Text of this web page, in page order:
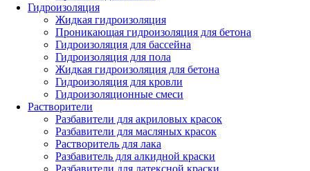
Гидроизоляция
Жидкая гидроизоляция
Проникающая гидроизоляция для бетона
Гидроизоляция для бассейна
Гидроизоляция для пола
Жидкая гидроизоляция для бетона
Гидроизоляция для кровли
Гидроизоляционные смеси
Растворители
Разбавители для акриловых красок
Разбавители для масляных красок
Растворитель для лака
Разбавитель для алкидной краски
Разбавители для латексной краски